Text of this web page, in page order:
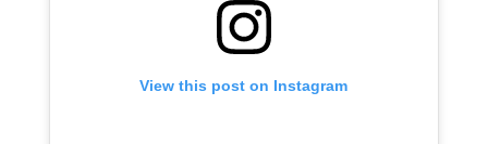
View this post on Instagram